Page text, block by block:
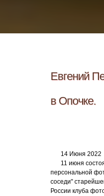
Евгений
в Опочке.
14 Июня 2022
11 июня
персональной
соседи"
России клуба